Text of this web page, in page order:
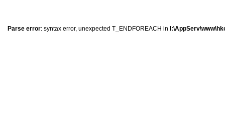
Parse error: syntax error, unexpected T_ENDFOREACH in